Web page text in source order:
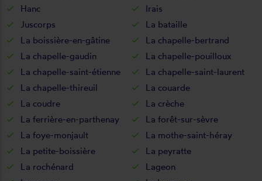
Hanc
Irais
Juscorps
La bataille
La boissière-en-gâtine
La chapelle-bertrand
La chapelle-gaudin
La chapelle-pouilloux
La chapelle-saint-étienne
La chapelle-saint-laurent
La chapelle-thireuil
La couarde
La coudre
La crèche
La ferrière-en-parthenay
La forêt-sur-sèvre
La foye-monjault
La mothe-saint-héray
La petite-boissière
La peyratte
La rochénard
Lageon